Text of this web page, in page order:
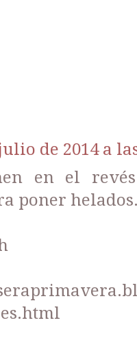
de 2014 a
en el
poner